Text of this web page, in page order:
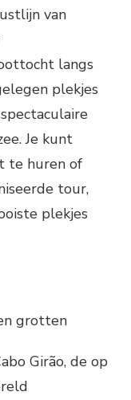
van
langs
plekjes
Je kunt
te huren of
tour,
plekjes
grotten
Girão, de op